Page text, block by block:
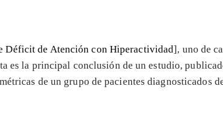
Déficit de Atención con Hiperactividad], uno de
es la principal conclusión de un estudio,
de un grupo de pacientes diagnosticados